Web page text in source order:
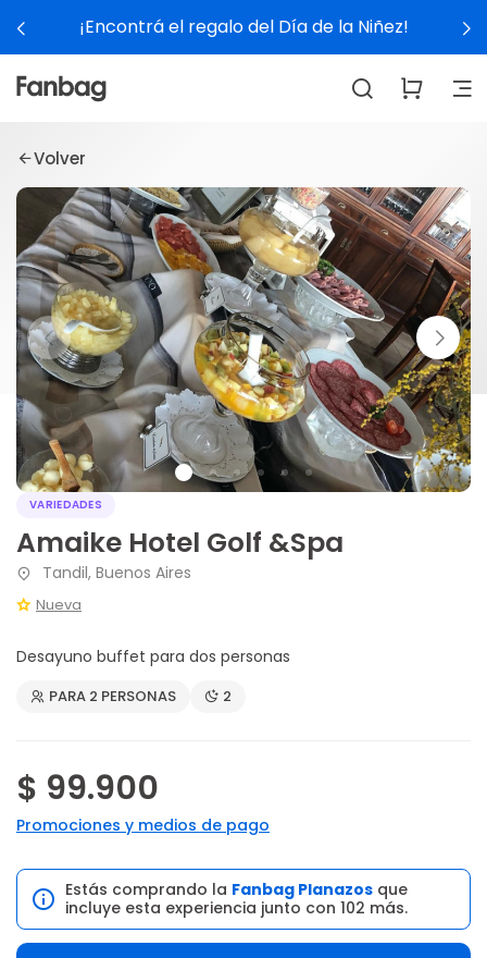
¡Encontrá el regalo del Día de la Niñez!
Volver
VARIEDADES
Amaike Hotel Golf &Spa
Tandil, Buenos Aires
Nueva
Desayuno buffet para dos personas
PARA 2 PERSONAS 2
$ 99.900
Promociones y medios de pago
Estás comprando la Fanbag Planazos que
incluye esta experiencia junto con 102 más.